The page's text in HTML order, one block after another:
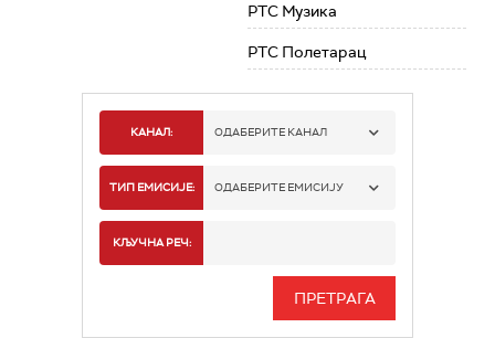
РТС Музика
РТС Полетарац
КАНАЛ: ОДАБЕРИТЕ КАНАЛ
РТС 1
РТС 3
ТИП ЕМИСИЈЕ: ОДАБЕРИТЕ ЕМИСИЈУ
ИНФО
КЉУЧНА РЕЧ: